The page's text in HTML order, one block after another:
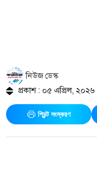
নিউজ ডেস্ক
প্রকাশ : ০৫ এপ্রিল,
প্রিন্ট সংস্করণ